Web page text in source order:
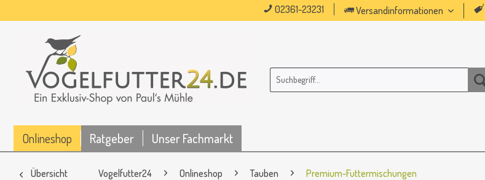
02361-23231 Versandinformationen
Onlineshop Ratgeber Unser Fachmarkt
Übersicht Vogelfutter24 Onlineshop Tauben Premium-Futtermischungen